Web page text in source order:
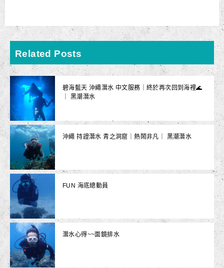
Related Posts
碧海藍天 沖繩潛水 中文服務｜終於再次回到海裡🌊
｜ 黑潮潛水
沖繩 持證潛水 青之洞窟｜熱鬧非凡｜ 黑潮潛水
FUN 海底總動員
潛水心得~~面鏡排水